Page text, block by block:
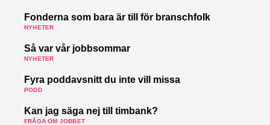
Fonderna som bara är till för branschfolk
NYHETER
Så var vår jobbsommar
NYHETER
Fyra poddavsnitt du inte vill missa
PODD
Kan jag säga nej till timbank?
FRÅGA OM JOBBET